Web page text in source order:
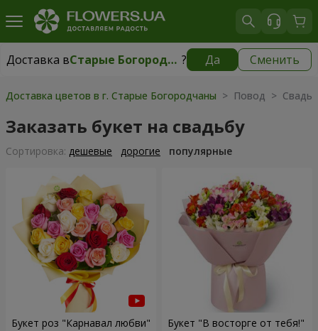
Доставка в Старые Богородчаны ? Да Сменить
Доставка вСтарые Богородчаны бесплатно
Доставка цветов в г. Старые Богородчаны > Повод >
Заказать букет на свадьбу
Cортировка: дешевые дорогие популярные
Букет роз "Карнавал любви" Букет "В восторге от тебя!"